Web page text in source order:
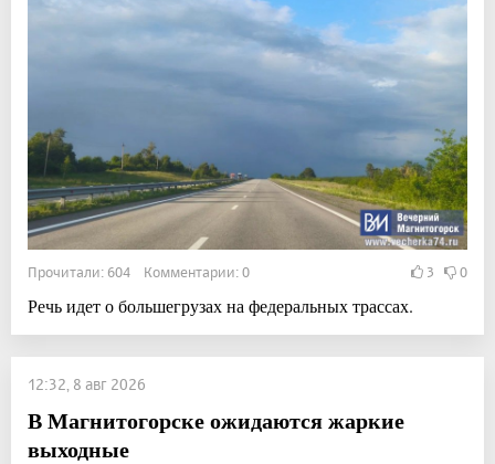
Прочитали: 604 Комментарии: 0 3 0
Речь идет о большегрузах на федеральных трассах.
12:32, 8 авг 2026
В Магнитогорске ожидаются жаркие
выходные